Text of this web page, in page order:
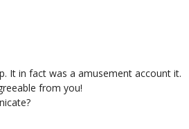
It in fact was a amusement account it.
from you!